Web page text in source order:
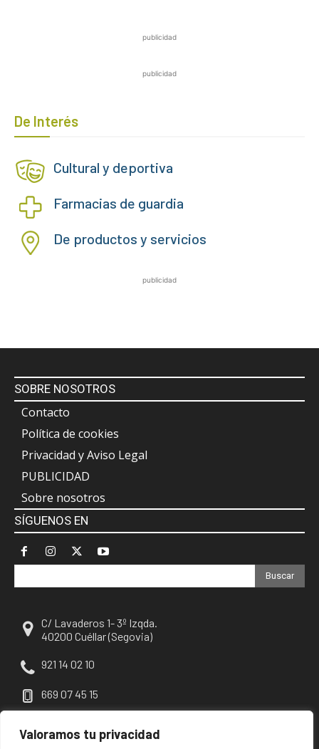
Valoramos tu privacidad
publicidad
publicidad
De Interés
Cultural y deportiva
Farmacias de guardia
De productos y servicios
publicidad
SOBRE NOSOTROS
Contacto
Política de cookies
Privacidad y Aviso Legal
PUBLICIDAD
Sobre nosotros
SÍGUENOS EN
Buscar
C/ Lavaderos 1- 3º Izqda.
40200 Cuéllar (Segovia)
921 14 02 10
669 07 45 15